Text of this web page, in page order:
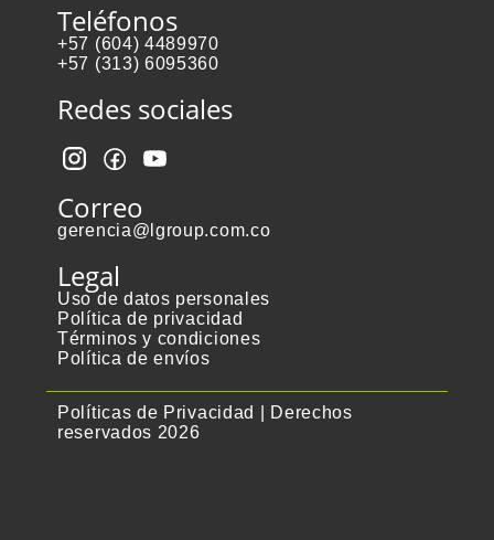
Teléfonos
+57 (604) 4489970
+57 (313) 6095360
Redes sociales
Correo
gerencia@lgroup.com.co
Legal
Uso de datos personales
Política de privacidad
Términos y condiciones
Política de envíos
Políticas de Privacidad | Derechos
reservados 2026